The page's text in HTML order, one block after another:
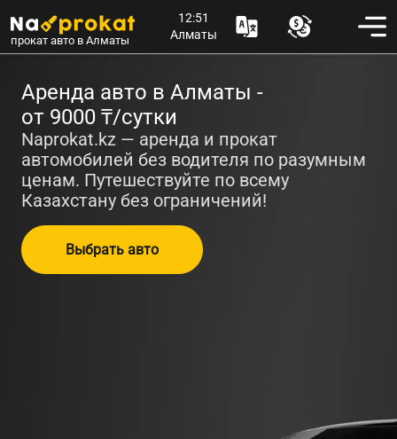
прокат авто в Алматы
12:51
Алматы
Аренда авто в Алматы -
от 9000 ₸/сутки
Naprokat.kz — аренда и прокат
автомобилей без водителя по разумным
ценам. Путешествуйте по всему
Казахстану без ограничений!
Выбрать авто